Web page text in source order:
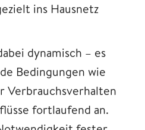
ins Hausnetz
dynamisch – es
Bedingungen wie
Verbrauchsverhalten
fortlaufend an.